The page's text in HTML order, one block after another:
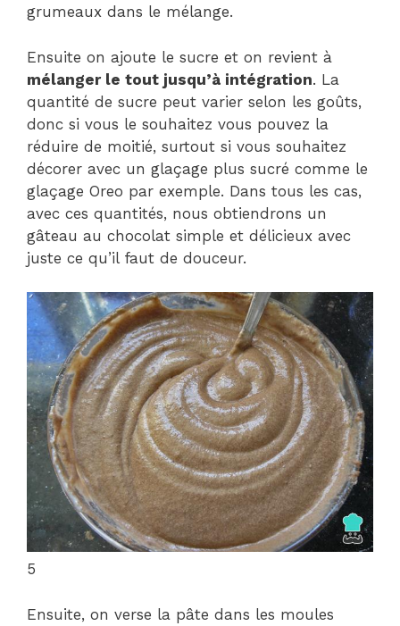
grumeaux dans le mélange.
Ensuite on ajoute le sucre et on revient à
mélanger le tout jusqu’à intégration. La
quantité de sucre peut varier selon les goûts,
donc si vous le souhaitez vous pouvez la
réduire de moitié, surtout si vous souhaitez
décorer avec un glaçage plus sucré comme le
glaçage Oreo par exemple. Dans tous les cas,
avec ces quantités, nous obtiendrons un
gâteau au chocolat simple et délicieux avec
juste ce qu’il faut de douceur.
5
Ensuite, on verse la pâte dans les moules